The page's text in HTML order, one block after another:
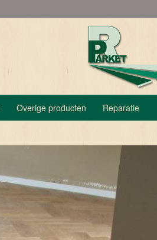
Overige producten Reparatie